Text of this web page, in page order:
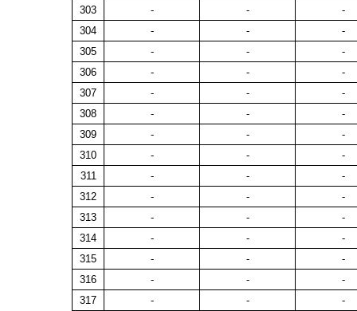
303
- -
-
304
- -
-
305
- -
-
306
- -
-
307
- -
-
308
- -
-
309
- -
-
310
- -
-
311
- -
-
312
- -
-
313
- -
-
314
- -
-
315
- -
-
316
- -
-
317
- -
-